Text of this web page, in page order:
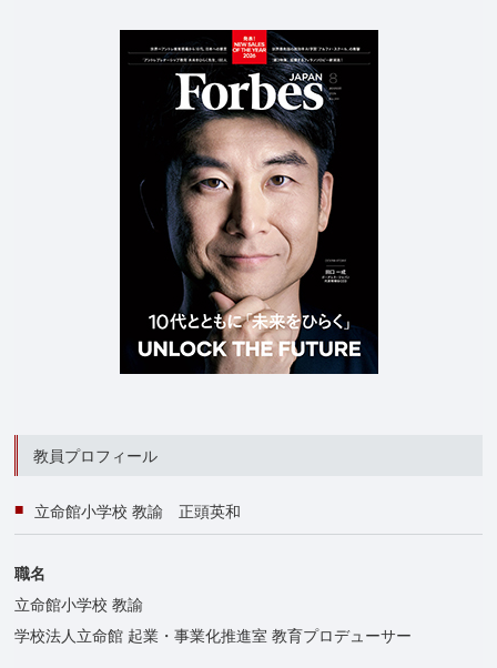
教員プロフィール
立命館小学校 教諭 正頭英和
職名
立命館小学校 教諭
学校法人立命館 起業・事業化推進室 教育プロデューサー